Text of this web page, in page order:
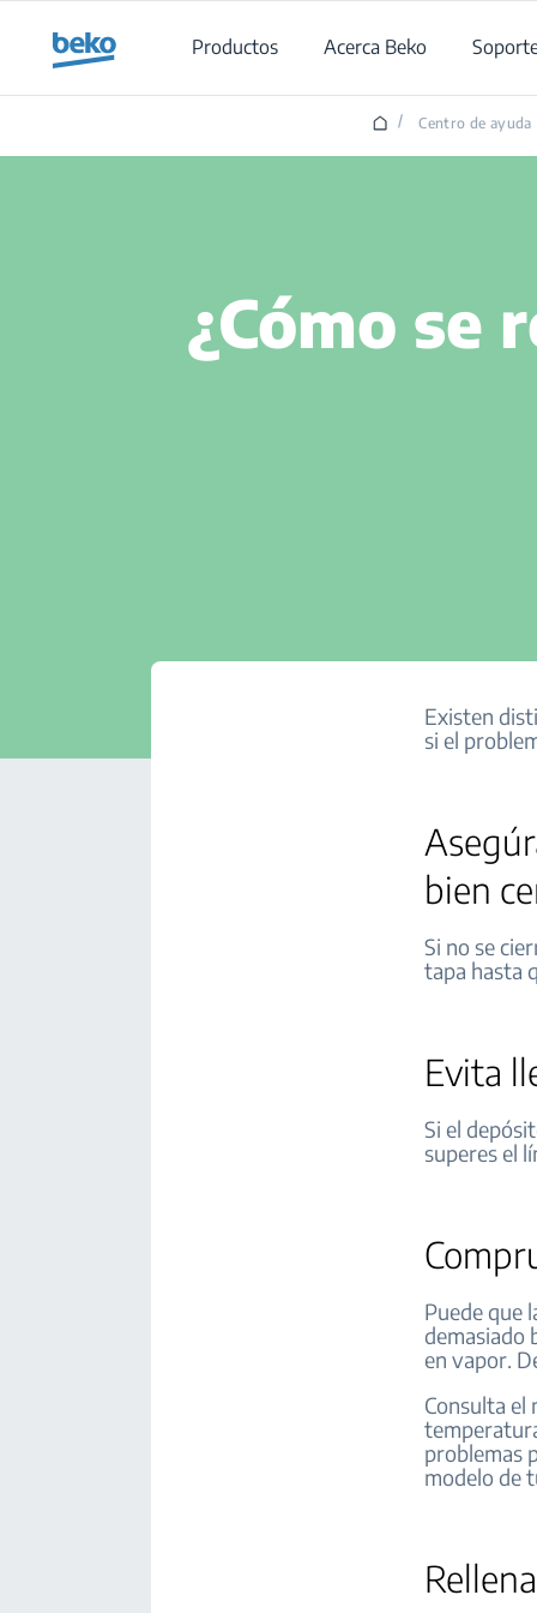
Productos
Acerca Beko
/ Centro de ayuda
¿Cómo se
Existen
si el
bien
Si no se
tapa hasta
Evita
Si el
superes el
Puede que
demasiado
en vapor.
Consulta el
problemas
modelo de